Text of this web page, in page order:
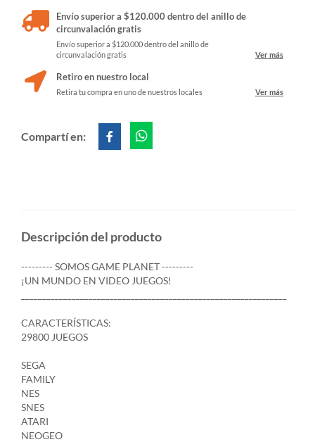
Envío superior a $120.000 dentro del anillo de
circunvalación gratis
Envío superior a $120.000 dentro del anillo de
circunvalación gratis
Ver más
Retiro en nuestro local
Retira tu compra en uno de nuestros locales Ver más
Compartí en:
Descripción del producto
--------- SOMOS GAME PLANET ---------
¡UN MUNDO EN VIDEO JUEGOS!
CARACTERÍSTICAS:
29800 JUEGOS
SEGA
FAMILY
NES
SNES
ATARI
NEOGEO